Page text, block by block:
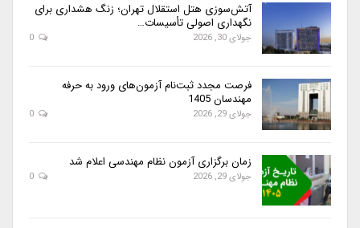
آتش‌سوزی هتل استقلال تهران؛ زنگ هشداری برای
نگهداری اصولی تأسیسات…
جولای 30, 2026
فرصت مجدد ثبت‌نام آزمون‌های ورود به حرفه
مهندسان 1405
جولای 29, 2026
زمان برگزاری آزمون نظام مهندسی اعلام شد
جولای 29, 2026